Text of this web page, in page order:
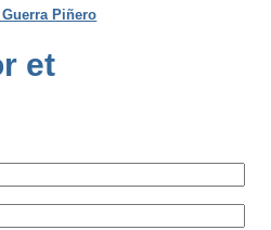
Piñero
et